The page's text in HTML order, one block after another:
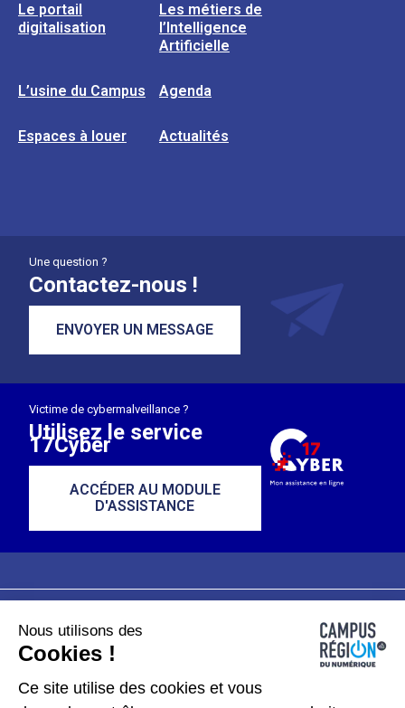
Le portail
digitalisation
Les métiers de
l’Intelligence
Artificielle
L’usine du Campus Agenda
Espaces à louer Actualités
Une question ?
Contactez-nous !
ENVOYER UN MESSAGE
Victime de cybermalveillance ?
Utilisez le service
17Cyber
ACCÉDER AU MODULE
D'ASSISTANCE
Plan du site
Données personnelles
Nous utilisons des
Cookies !
Ce site utilise des cookies et vous